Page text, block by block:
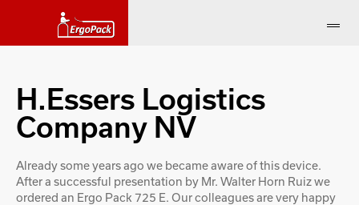
H.Essers Logistics
Company NV
Already some years ago we became aware of this device.
After a successful presentation by Mr. Walter Horn Ruiz we
ordered an Ergo Pack 725 E. Our colleagues are very happy